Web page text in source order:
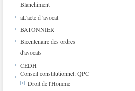
Blanchiment
aL'acte d 'avocat
BATONNIER
Bicentenaire des ordres
d'avocats
CEDH
Conseil constitutionnel: QPC
Droit de l'Homme